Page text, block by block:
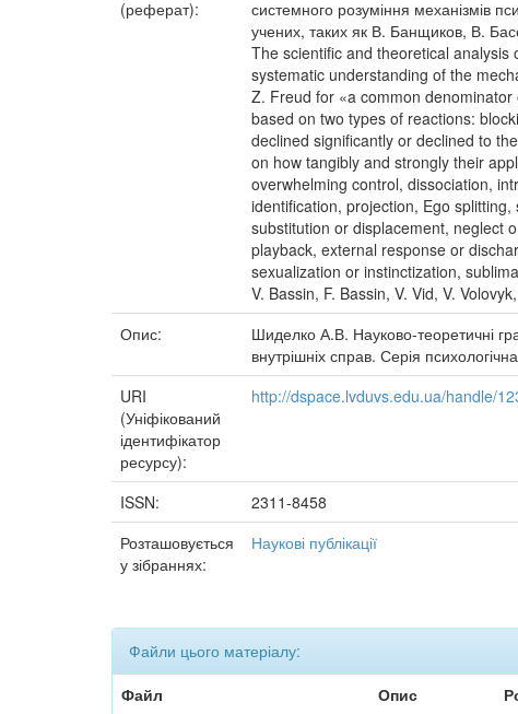
(реферат):
системного розуміння механізмів
учених, таких як В. Банщиков, В.
The scientific and theoretical
systematic understanding of the
Z. Freud for «a common
based on two types of reactions:
declined significantly or declined to
on how tangibly and strongly their
overwhelming control, dissociation,
identification, projection, Ego
substitution or displacement, neglect
playback, external response or
sexualization or instinctization,
V. Bassin, F. Bassin, V. Vid, V.
Опис:
Шиделко А.В. Науково-теоретичні
внутрішніх справ. Серія
URI
(Уніфікований
ідентифікатор
ресурсу):
http://dspace.lvduvs.edu.ua/handle/
ISSN:
2311-8458
Розташовується
у зібраннях:
Наукові публікації
Файли цього матеріалу:
Файл
Опис